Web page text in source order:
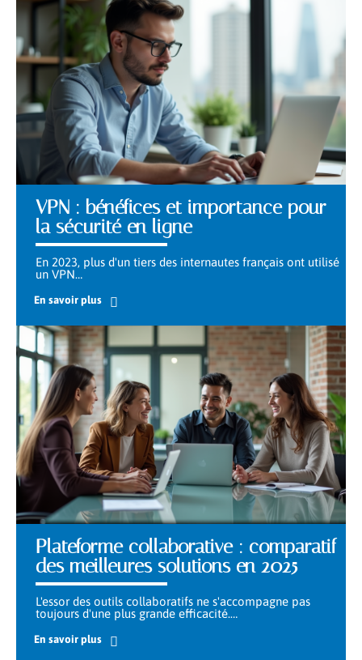
VPN : bénéfices et importance pour
la sécurité en ligne
En 2023, plus d'un tiers des internautes français ont utilisé
un VPN…
En savoir plus
Plateforme collaborative : comparatif
des meilleures solutions en 2025
L'essor des outils collaboratifs ne s'accompagne pas
toujours d'une plus grande efficacité.…
En savoir plus